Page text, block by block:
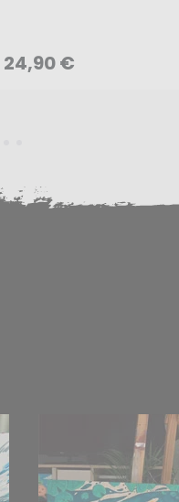
24,90 €AJOUTER AU PANIER